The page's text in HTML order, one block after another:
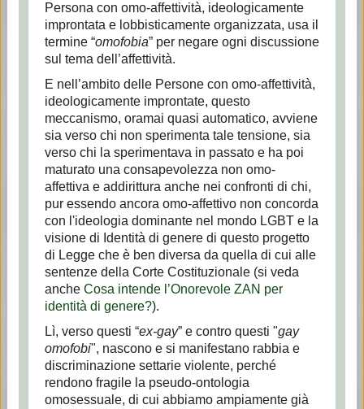
Persona con omo-affettività, ideologicamente
improntata e lobbisticamente organizzata, usa il
termine “omofobia” per negare ogni discussione
sul tema dell’affettività.
E nell’ambito delle Persone con omo-affettività,
ideologicamente improntate, questo
meccanismo, oramai quasi automatico, avviene
sia verso chi non sperimenta tale tensione, sia
verso chi la sperimentava in passato e ha poi
maturato una consapevolezza non omo-
affettiva e addirittura anche nei confronti di chi,
pur essendo ancora omo-affettivo non concorda
con l'ideologia dominante nel mondo LGBT e la
visione di Identità di genere di questo progetto
di Legge che è ben diversa da quella di cui alle
sentenze della Corte Costituzionale (si veda
anche Cosa intende l’Onorevole ZAN per
identità di genere?).
Lì, verso questi “ex-gay” e contro questi "gay
omofobi", nascono e si manifestano rabbia e
discriminazione settarie violente, perché
rendono fragile la pseudo-ontologia
omosessuale, di cui abbiamo ampiamente già